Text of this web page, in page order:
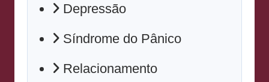
Depressão
Síndrome do Pânico
Relacionamento